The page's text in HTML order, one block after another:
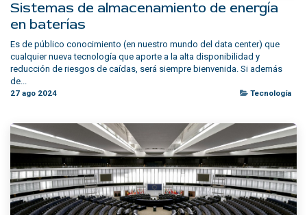
Sistemas de almacenamiento de energía
en baterías
Es de público conocimiento (en nuestro mundo del data center) que
cualquier nueva tecnología que aporte a la alta disponibilidad y
reducción de riesgos de caídas, será siempre bienvenida. Si además
de...
27 ago 2024 Tecnología